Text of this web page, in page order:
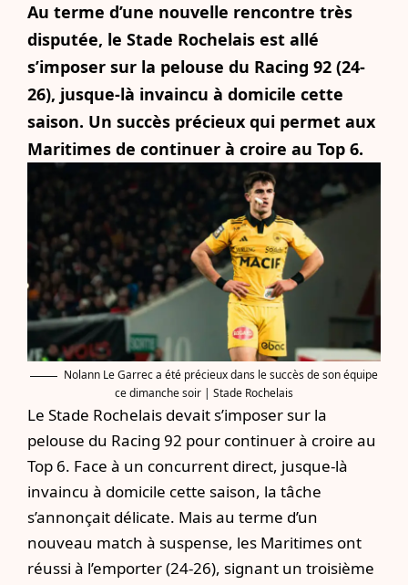
Au terme d’une nouvelle rencontre très
disputée, le Stade Rochelais est allé
s’imposer sur la pelouse du Racing 92 (24-
26), jusque-là invaincu à domicile cette
saison. Un succès précieux qui permet aux
Maritimes de continuer à croire au Top 6.
Nolann Le Garrec a été précieux dans le succès de son équipe
ce dimanche soir | Stade Rochelais
Le Stade Rochelais devait s’imposer sur la
pelouse du Racing 92 pour continuer à croire au
Top 6. Face à un concurrent direct, jusque-là
invaincu à domicile cette saison, la tâche
s’annonçait délicate. Mais au terme d’un
nouveau match à suspense, les Maritimes ont
réussi à l’emporter (24-26), signant un troisième